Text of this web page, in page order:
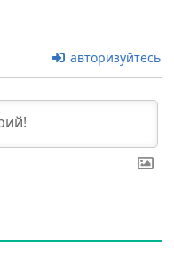
авторизуйтесь